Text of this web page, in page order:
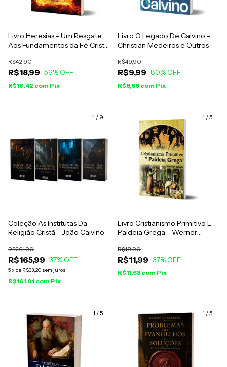
Livro Heresias - Um Resgate
Aos Fundamentos da Fé Cristã
R$18,99
R$42,90
56% OFF
R$18,42 com Pix
Livro O Legado De Calvino -
Christian Medeiros e Outros
R$9,99
R$49,90
80% OFF
R$9,69 com Pix
1 / 9
Coleção As Institutas Da
Religião Cristã - João Calvino
R$165,99
R$261,90
37% OFF
5x de R$33,20 sem juros
R$161,01 com Pix
1 /5
Livro Cristianismo Primitivo E
Paideia Grega - Werner
R$11,99
R$18,90
37% OFF
R$11,63 com Pix
1 /5 1 /5